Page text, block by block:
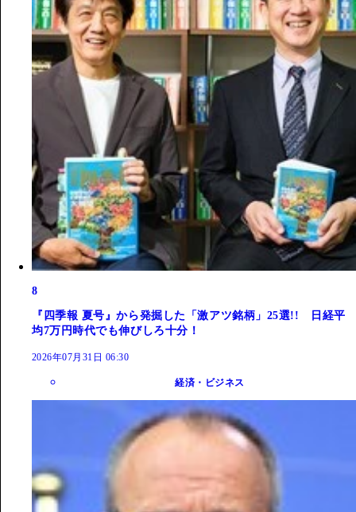
8
『四季報 夏号』から発掘した「激アツ銘柄」25選!! 日経平
均7万円時代でも伸びしろ十分！
2026年07月31日 06:30
経済・ビジネス